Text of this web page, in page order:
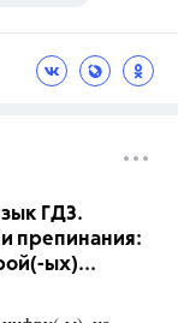
ГДЗ.
препинания:
ых)...